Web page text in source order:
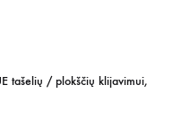
tašelių / plokščių klijavimui,